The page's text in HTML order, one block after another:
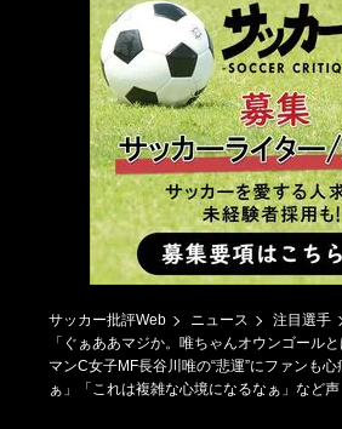
サッカー批評Web ニュース
注目選手
「ぐぁああマジか。唯ちゃんオウンゴール
マンC女子MF長谷川唯の“悲運”にファンも
ぁ」「これは複雑な心境になるなぁ」など声